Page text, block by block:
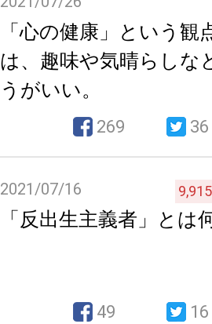
「心の健康」という観
は、趣味や気晴らしな
うがいい。
269 36
2021/07/16 9,915
「反出生主義者」とは
49 16